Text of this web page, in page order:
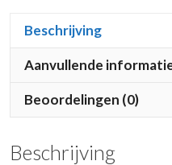
Beschrijving
Aanvullende
Beoordelingen (0)
Beschrijving